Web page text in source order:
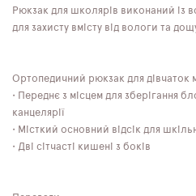
Рюкзак для школярів виконаний із
для захисту вмісту від вологи та
Ортопедичний рюкзак для дівчаток
• Переднє з місцем для зберігання
канцелярії
• Місткий основний відсік для
• Дві сітчасті кишені з боків